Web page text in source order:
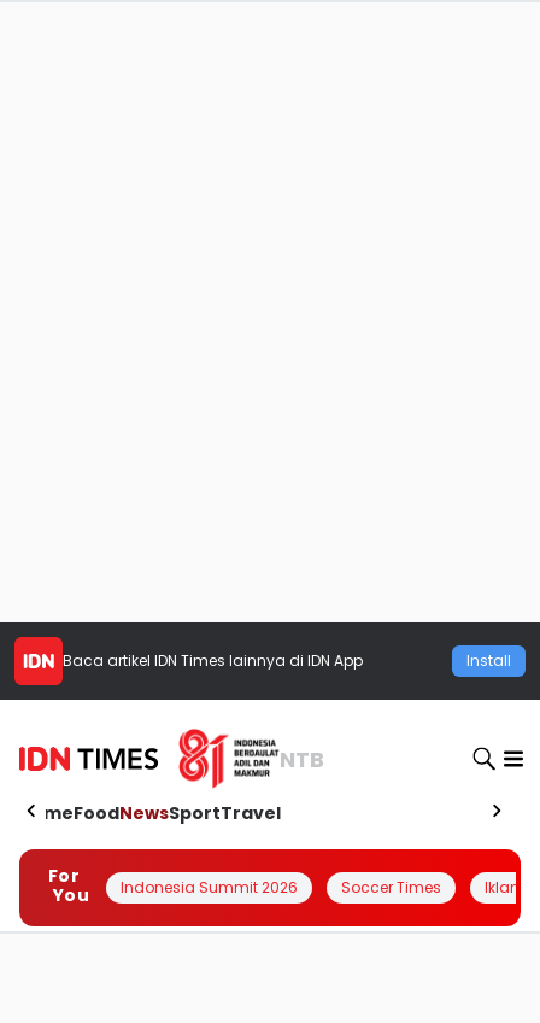
Baca artikel IDN Times lainnya di IDN App Install
NTB
HomeFoodNewsSportTravel
For
You
Indonesia Summit 2026 Soccer Times Iklanin